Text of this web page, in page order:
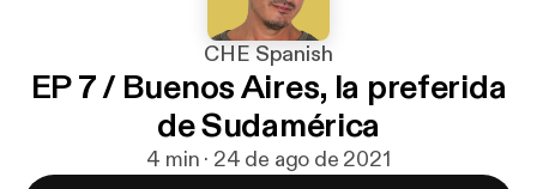
CHE Spanish
EP 7 / Buenos Aires, la preferida
de Sudamérica
4 min · 24 de ago de 2021